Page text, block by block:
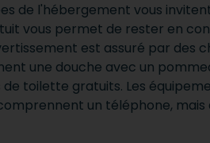
de l'hébergement vous
vous permet de rester en
est assuré par des
une douche avec un
toilette gratuits. Les
un téléphone, mais